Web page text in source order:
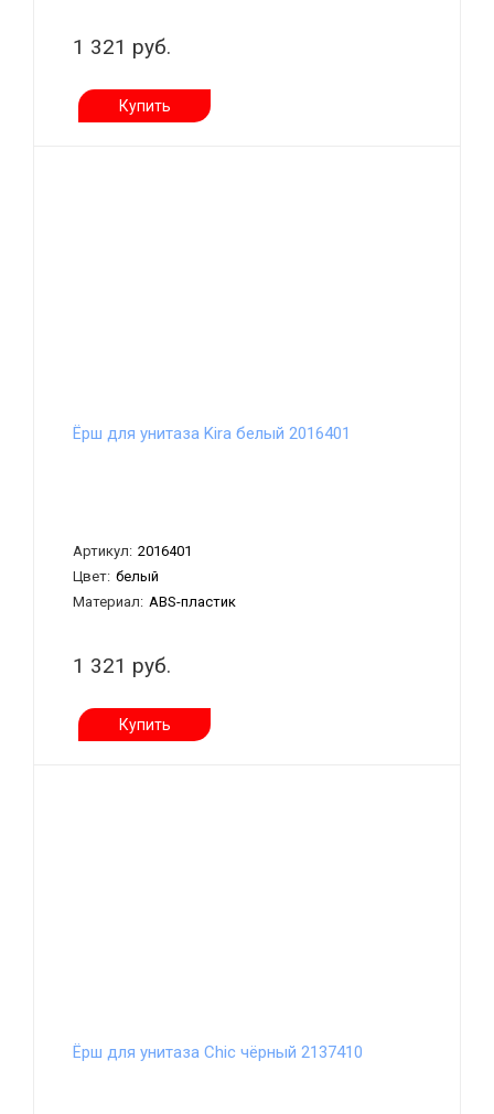
1 321 руб.
Купить
Ёрш для унитаза Kira белый 2016401
Артикул: 2016401
Цвет: белый
Материал: ABS-пластик
1 321 руб.
Купить
Ёрш для унитаза Chic чёрный 2137410